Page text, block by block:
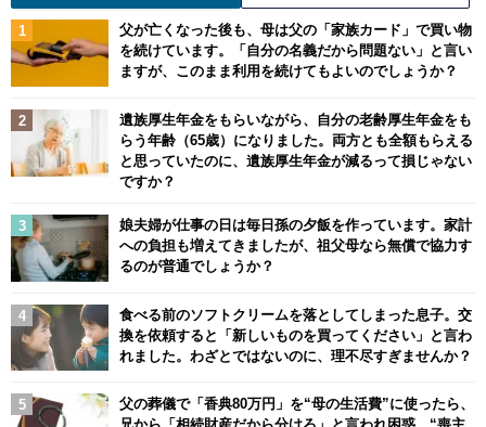
父が亡くなった後も、母は父の「家族カード」で買い物
を続けています。「自分の名義だから問題ない」と言い
ますが、このまま利用を続けてもよいのでしょうか？
遺族厚生年金をもらいながら、自分の老齢厚生年金をも
らう年齢（65歳）になりました。両方とも全額もらえる
と思っていたのに、遺族厚生年金が減るって損じゃない
ですか？
娘夫婦が仕事の日は毎日孫の夕飯を作っています。家計
への負担も増えてきましたが、祖父母なら無償で協力す
るのが普通でしょうか？
食べる前のソフトクリームを落としてしまった息子。交
換を依頼すると「新しいものを買ってください」と言わ
れました。わざとではないのに、理不尽すぎませんか？
父の葬儀で「香典80万円」を“母の生活費”に使ったら、
兄から「相続財産だから分けろ」と言われ困惑…“喪主